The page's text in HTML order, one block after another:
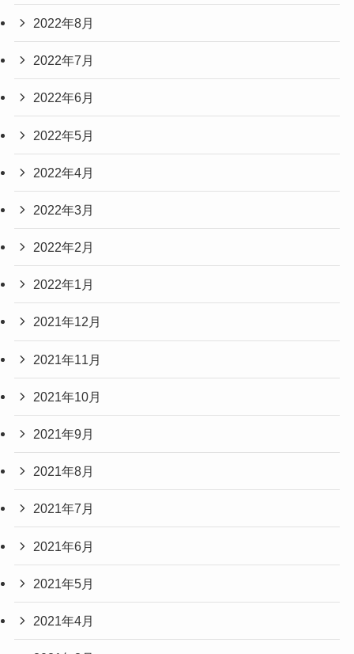
2022年8月
2022年7月
2022年6月
2022年5月
2022年4月
2022年3月
2022年2月
2022年1月
2021年12月
2021年11月
2021年10月
2021年9月
2021年8月
2021年7月
2021年6月
2021年5月
2021年4月